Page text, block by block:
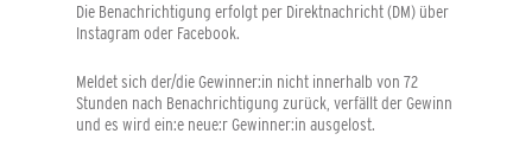
Die Benachrichtigung erfolgt per Direktnachricht (DM) über
Instagram oder Facebook.
Meldet sich der/die Gewinner:in nicht innerhalb von 72
Stunden nach Benachrichtigung zurück, verfällt der Gewinn
und es wird ein:e neue:r Gewinner:in ausgelost.